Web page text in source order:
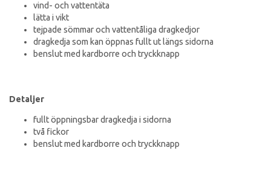
vind- och vattentäta
lätta i vikt
tejpade sömmar och vattentåliga dragkedjor
dragkedja som kan öppnas fullt ut längs sidorna
benslut med kardborre och tryckknapp
Detaljer
fullt öppningsbar dragkedja i sidorna
två fickor
benslut med kardborre och tryckknapp